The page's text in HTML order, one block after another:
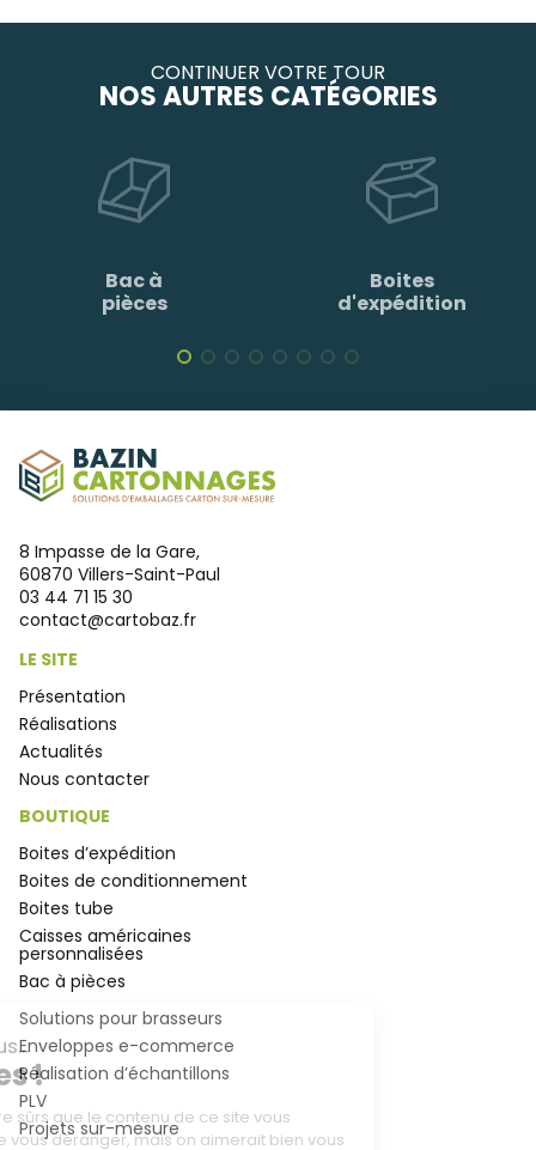
CONTINUER VOTRE TOUR
NOS AUTRES CATÉGORIES
Bac à
pièces
Boites
d'expédition
8 Impasse de la Gare,
60870 Villers-Saint-Paul
03 44 71 15 30
contact@cartobaz.fr
LE SITE
Présentation
Réalisations
Actualités
Nous contacter
BOUTIQUE
Boites d’expédition
Boites de conditionnement
Boites tube
Caisses américaines
personnalisées
Bac à pièces
Solutions pour brasseurs
Enveloppes e-commerce
Réalisation d’échantillons
PLV
Projets sur-mesure
c'est nous...
Cookies !
a attendu d'être sûrs que le contenu de ce site vous
avant de vous déranger, mais on aimerait bien vous